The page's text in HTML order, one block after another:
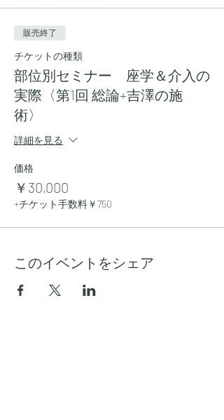
販売終了
チケットの種類
部位別セミナー 座学＆介入の
実際〈第1回 総論+吉澤の施
術〉
詳細を見る
価格
￥30,000
+チケット手数料￥750
このイベントをシェア